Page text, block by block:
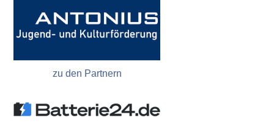
zu den Partnern